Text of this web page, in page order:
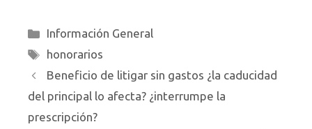
Categorías
Información General
Etiquetas
honorarios
Beneficio de litigar sin gastos ¿la caducidad
del principal lo afecta? ¿interrumpe la
prescripción?